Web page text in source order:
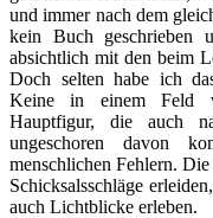
und immer nach dem
kein Buch geschrieben
absichtlich mit den beim
Doch selten habe ich
Keine in einem Feld
Hauptfigur, die auch
ungeschoren davon
menschlichen Fehlern.
Schicksalsschläge
auch Lichtblicke erleben.